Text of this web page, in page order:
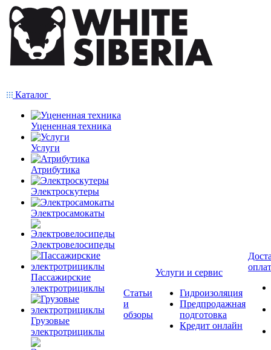
Каталог
Уцененная техника
Услуги
Атрибутика
Электроскутеры
Электросамокаты
Электровелосипеды
Пассажирские
электротрициклы
Грузовые
электротрициклы
Статьи
и
обзоры
Услуги и сервис
Гидроизоляция
Предпродажная
подготовка
Кредит онлайн